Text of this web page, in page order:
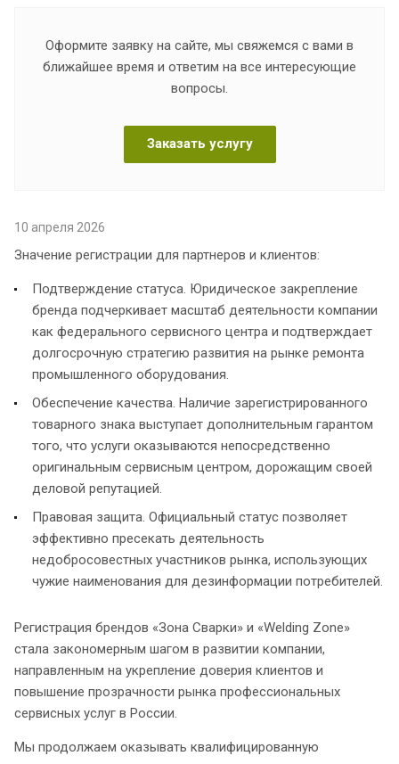
Оформите заявку на сайте, мы свяжемся с вами в
ближайшее время и ответим на все интересующие
вопросы.
Заказать услугу
10 апреля 2026
Значение регистрации для партнеров и клиентов:
Подтверждение статуса. Юридическое закрепление
бренда подчеркивает масштаб деятельности компании
как федерального сервисного центра и подтверждает
долгосрочную стратегию развития на рынке ремонта
промышленного оборудования.
Обеспечение качества. Наличие зарегистрированного
товарного знака выступает дополнительным гарантом
того, что услуги оказываются непосредственно
оригинальным сервисным центром, дорожащим своей
деловой репутацией.
Правовая защита. Официальный статус позволяет
эффективно пресекать деятельность
недобросовестных участников рынка, использующих
чужие наименования для дезинформации потребителей.
Регистрация брендов «Зона Сварки» и «Welding Zone»
стала закономерным шагом в развитии компании,
направленным на укрепление доверия клиентов и
повышение прозрачности рынка профессиональных
сервисных услуг в России.
Мы продолжаем оказывать квалифицированную